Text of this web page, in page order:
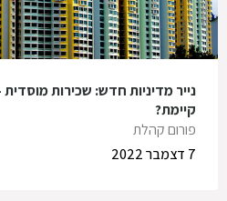
נייר מדיניות חדש: שכירות
קיימת?
פורום קהלת
7 דצמבר 2022